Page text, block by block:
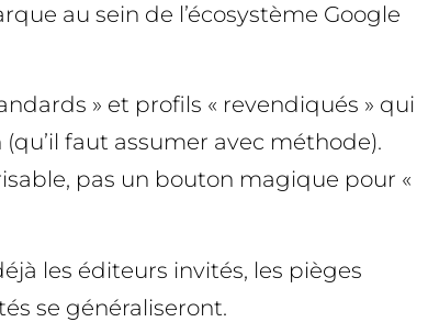
au sein de l’écosystème Google
» et profils « revendiqués » qui
faut assumer avec méthode).
pas un bouton magique pour «
les éditeurs invités, les pièges
se généraliseront.